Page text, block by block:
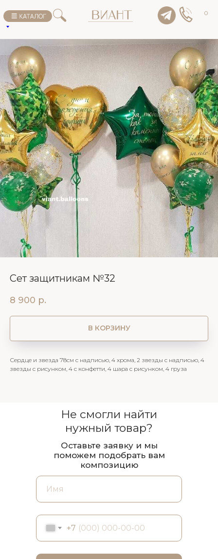
0
Сет защитникам №32
8 900 р.
В КОРЗИНУ
Сердце и звезда 78см с надписью, 4 хрома, 2 звезды с надписью, 4
звезды с рисунком, 4 с конфетти, 4 шара с рисунком, 4 груза
+7
Не смогли найти
нужный товар?
Оставьте заявку и мы
поможем подобрать вам
композицию